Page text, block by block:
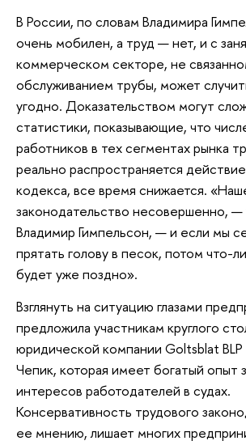
В России, по словам Владимира
очень мобилен, а труд — нет, и с
коммерческом секторе, не
обслуживанием трубы, может
угодно. Доказательством могут
статистики, показывающие, что
работников в тех сегментах рынка
реально распространяется
кодекса, все время снижается.
законодательство несовершенно, —
Владимир Гимпельсон, — и если мы
прятать голову в песок, потом что-
будет уже поздно».
Взглянуть на ситуацию глазами
предложила участникам круглого
юридической компании Goltsblat
Чепик, которая имеет богатый опыт
интересов работодателей в судах.
Консервативность трудового
ее мнению, лишает многих